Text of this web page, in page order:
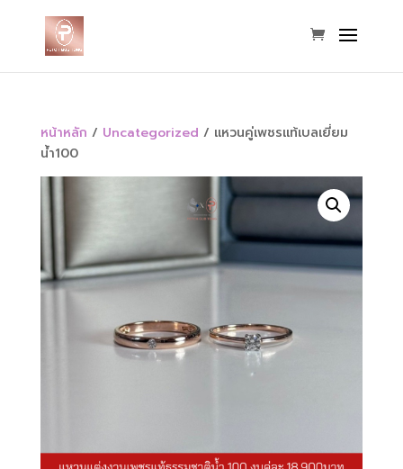
หน้าหลัก / Uncategorized / แหวนคู่เพชรแท้เบลเยี่ยม
น้ำ100